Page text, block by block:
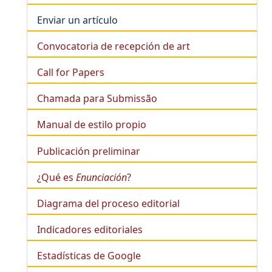
Enviar un artículo
Convocatoria de recepción de art
Call for Papers
Chamada para Submissão
Manual de estilo propio
Publicación preliminar
¿Qué es Enunciación?
Diagrama del proceso editorial
Indicadores editoriales
Estadísticas de Google